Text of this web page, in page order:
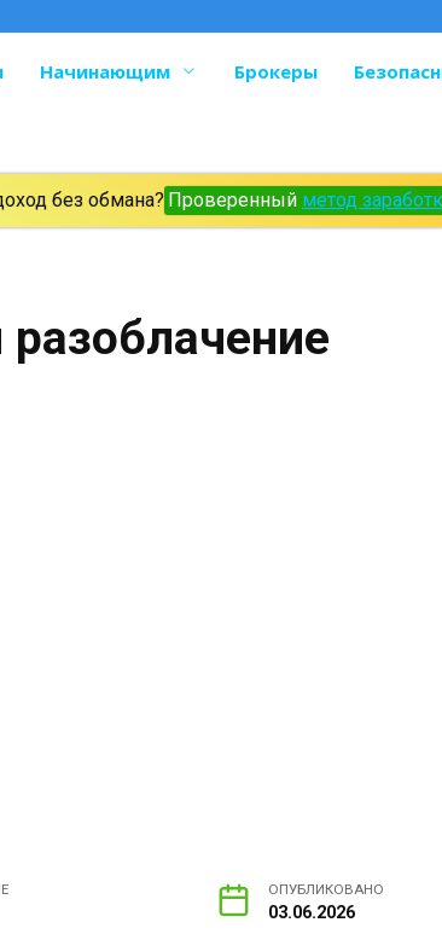
Начинающим Брокеры
без обмана? Проверенный метод
ОПУБЛИКОВАНО
03.06.2026